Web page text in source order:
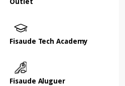
Fisaude Tech Academy
Fisaude Aluguer